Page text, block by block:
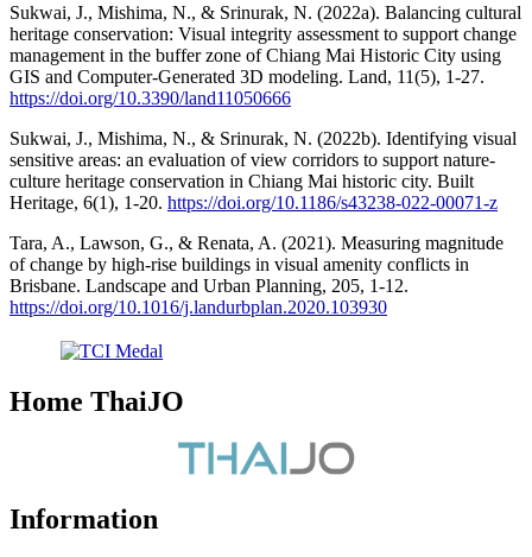
Sukwai, J., Mishima, N., & Srinurak, N. (2022a). Balancing cultural
heritage conservation: Visual integrity assessment to support change
management in the buffer zone of Chiang Mai Historic City using
GIS and Computer-Generated 3D modeling. Land, 11(5), 1-27.
https://doi.org/10.3390/land11050666
Sukwai, J., Mishima, N., & Srinurak, N. (2022b). Identifying visual
sensitive areas: an evaluation of view corridors to support nature-
culture heritage conservation in Chiang Mai historic city. Built
Heritage, 6(1), 1-20. https://doi.org/10.1186/s43238-022-00071-z
Tara, A., Lawson, G., & Renata, A. (2021). Measuring magnitude
of change by high-rise buildings in visual amenity conflicts in
Brisbane. Landscape and Urban Planning, 205, 1-12.
https://doi.org/10.1016/j.landurbplan.2020.103930
Home ThaiJO
Information